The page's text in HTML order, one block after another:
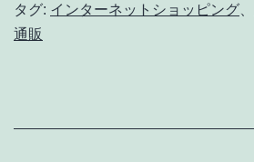
タグ: インターネットショッピング
通販